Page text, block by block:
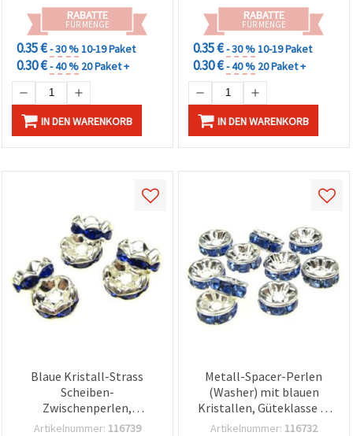
RABATTE
FÜR MENGE
0.35 €- 30 %10-19 Paket
0.30 €- 40 % 20 Paket +
IN DEN WARENKORB
RABATTE
FÜR MENGE
0.35 €- 30 %10-19 Paket
0.30 €- 40 % 20 Paket +
IN DEN WARENKORB
Blaue Kristall-Strass
Scheiben-
Zwischenperlen,
silberfarben, Metall,
Artikelnummer: 116739
Metall-Spacer-Perlen
(Washer) mit blauen
Kristallen, Güteklasse A,
weiß, silberfarben, 8 x 3,5
Artikelnummer: 116732